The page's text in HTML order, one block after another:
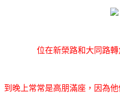
位在新榮路和大同路
到晚上常常是高朋滿座，因為